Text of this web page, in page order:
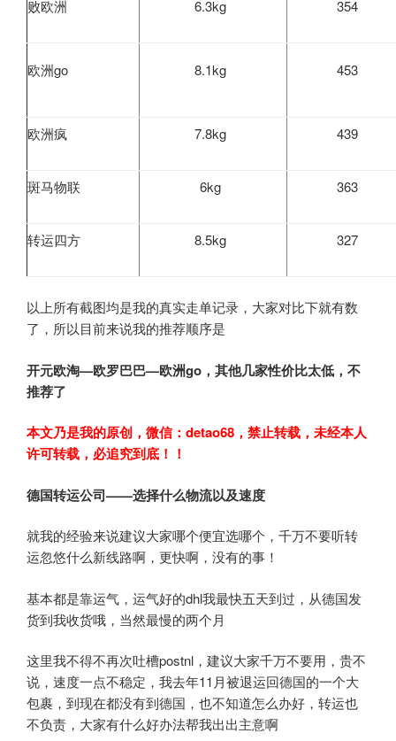
败欧洲 6.3kg 354
欧洲go 8.1kg 453
欧洲疯 7.8kg 439
斑马物联 6kg 363
转运四方 8.5kg 327
以上所有截图均是我的真实走单记录，大家对比下就有数
了，所以目前来说我的推荐顺序是
开元欧淘—欧罗巴巴—欧洲go，其他几家性价比太低，不
推荐了
本文乃是我的原创，微信：detao68 ，禁止转载，未经本人
许可转载，必追究到底！！
德国转运公司——选择什么物流以及速度
就我的经验来说建议大家哪个便宜选哪个，千万不要听转
运忽悠什么新线路啊，更快啊，没有的事！
基本都是靠运气，运气好的dhl我最快五天到过，从德国发
货到我收货哦，当然最慢的两个月
这里我不得不再次吐槽postnl，建议大家千万不要用，贵不
说，速度一点不稳定，我去年11月被退运回德国的一个大
包裹，到现在都没有到德国，也不知道怎么办好，转运也
不负责，大家有什么好办法帮我出出主意啊